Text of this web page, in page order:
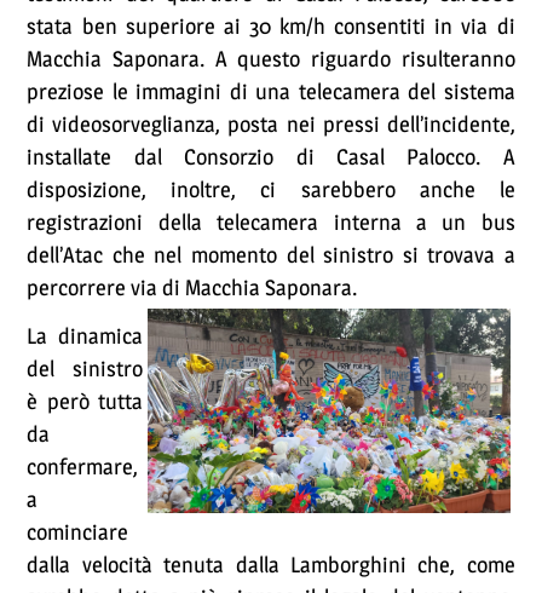
stata ben superiore ai 30 km/h consentiti in via di
Macchia Saponara. A questo riguardo risulteranno
preziose le immagini di una telecamera del sistema
di videosorveglianza, posta nei pressi dell’incidente,
installate dal Consorzio di Casal Palocco. A
disposizione, inoltre, ci sarebbero anche le
registrazioni della telecamera interna a un bus
dell’Atac che nel momento del sinistro si trovava a
percorrere via di Macchia Saponara.
La dinamica
del sinistro
è però tutta
da
confermare,
a
cominciare
dalla velocità tenuta dalla Lamborghini che, come